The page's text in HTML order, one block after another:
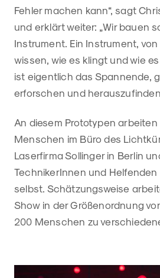
Fehler machen kann“, sagt
und erklärt weiter: „Wir bauen
Instrument. Ein Instrument,
wissen, wie es klingt und wie
ist eigentlich das Spannende,
erforschen und
An diesem Prototypen arbeiten
Menschen im Büro des
Laserfirma Sollinger in Berlin
TechnikerInnen und
selbst. Schätzungsweise
Show in der Größenordnung
200 Menschen zu